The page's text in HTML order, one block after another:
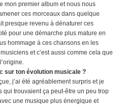
mon premier album et nous nous
ces morceaux dans quelque
presque revenu à dénaturer ces
pour une démarche plus mature en
hommage à ces chansons en les
et c’est aussi comme cela que
sur ton évolution musicale ?
j’ai été agréablement surpris et je
trouvaient ça peut-être un peu trop
une musique plus énergique et